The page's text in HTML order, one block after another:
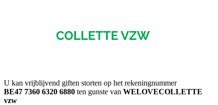
U kan vrijblijvend giften storten op het rekeningnummer
BE47 7360 6320 6880 ten gunste van WELOVECOLLETTE
vzw